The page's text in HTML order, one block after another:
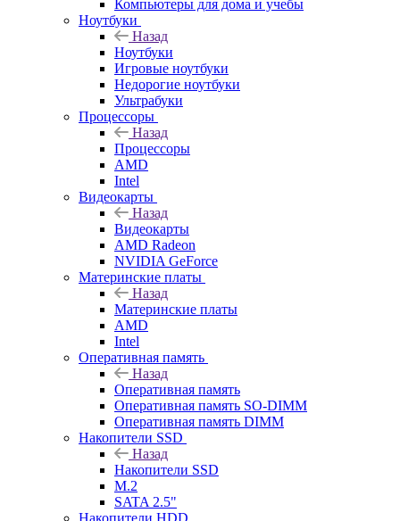
Компьютеры для дома и учебы
Ноутбуки
Назад
Ноутбуки
Игровые ноутбуки
Недорогие ноутбуки
Ультрабуки
Процессоры
Назад
Процессоры
AMD
Intel
Видеокарты
Назад
Видеокарты
AMD Radeon
NVIDIA GeForce
Материнские платы
Назад
Материнские платы
AMD
Intel
Оперативная память
Назад
Оперативная память
Оперативная память SO-DIMM
Оперативная память DIMM
Накопители SSD
Назад
Накопители SSD
M.2
SATA 2.5"
Накопители HDD